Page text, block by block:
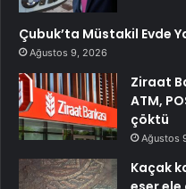
Çubuk’ta Müstakil Evde
Ağustos 9, 2026
Ziraat
ATM,
çöktü
Ağustos
Kaçak